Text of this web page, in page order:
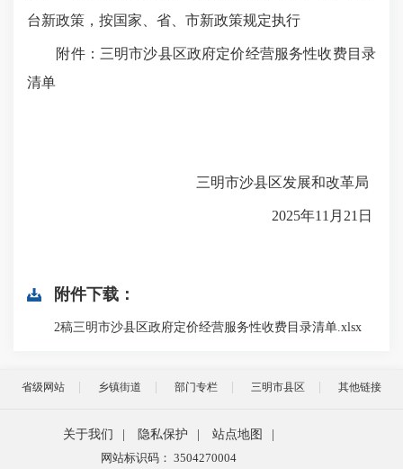
台新政策，按国家、省、市新政策规定执行
附件：三明市沙县区政府定价经营服务性收费目录
清单
三明市沙县区发展和改革局
2025年11月21日
附件下载：
2稿三明市沙县区政府定价经营服务性收费目录清单.xlsx
省级网站 乡镇街道 部门专栏 三明市县区 其他链接
关于我们 隐私保护 站点地图
网站标识码： 3504270004